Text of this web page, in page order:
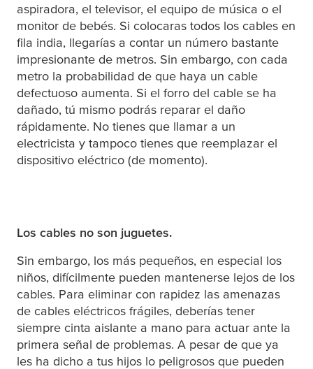
aspiradora, el televisor, el equipo de música o el
monitor de bebés. Si colocaras todos los cables en
fila india, llegarías a contar un número bastante
impresionante de metros. Sin embargo, con cada
metro la probabilidad de que haya un cable
defectuoso aumenta. Si el forro del cable se ha
dañado, tú mismo podrás reparar el daño
rápidamente. No tienes que llamar a un
electricista y tampoco tienes que reemplazar el
dispositivo eléctrico (de momento).
Los cables no son juguetes.
Sin embargo, los más pequeños, en especial los
niños, difícilmente pueden mantenerse lejos de los
cables. Para eliminar con rapidez las amenazas
de cables eléctricos frágiles, deberías tener
siempre cinta aislante a mano para actuar ante la
primera señal de problemas. A pesar de que ya
les ha dicho a tus hijos lo peligrosos que pueden